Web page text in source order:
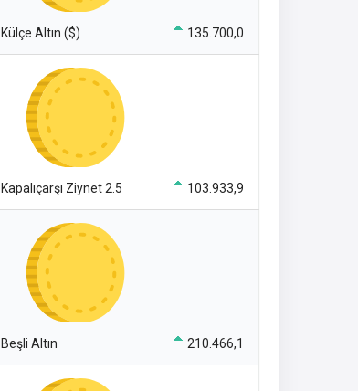
Külçe Altın ($) 135.700,0
Kapalıçarşı Ziynet 2.5 103.933,9
Beşli Altın 210.466,1